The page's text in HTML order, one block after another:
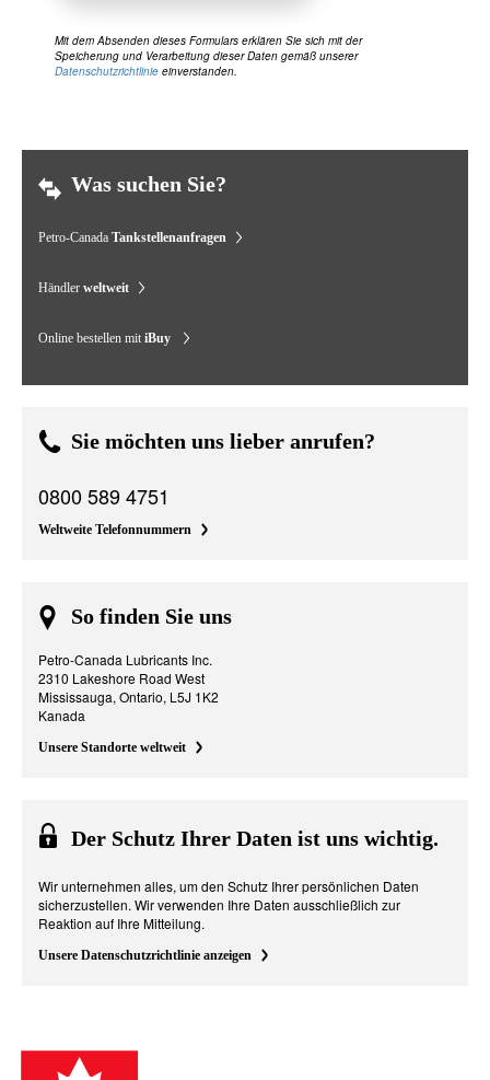
Mit dem Absenden dieses Formulars erklären Sie sich mit der
Speicherung und Verarbeitung dieser Daten gemäß unserer
Datenschutzrichtlinie einverstanden.
Was suchen Sie?
Petro-Canada Tankstellenanfragen
Händler weltweit
Online bestellen mit iBuy
Sie möchten uns lieber anrufen?
0800 589 4751
Weltweite Telefonnummern
So finden Sie uns
Petro-Canada Lubricants Inc.
2310 Lakeshore Road West
Mississauga, Ontario, L5J 1K2
Kanada
Unsere Standorte weltweit
Der Schutz Ihrer Daten ist uns wichtig.
Wir unternehmen alles, um den Schutz Ihrer persönlichen Daten
sicherzustellen. Wir verwenden Ihre Daten ausschließlich zur
Reaktion auf Ihre Mitteilung.
Unsere Datenschutzrichtlinie anzeigen